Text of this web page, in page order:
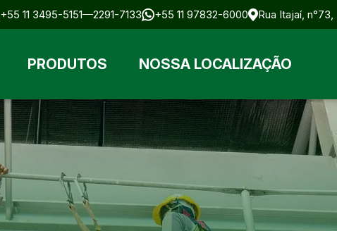
+55 11 3495-5151 2291-7133 +55 11 97832-6000 Rua Itajaí,
PRODUTOS NOSSA LOCALIZAÇÃO